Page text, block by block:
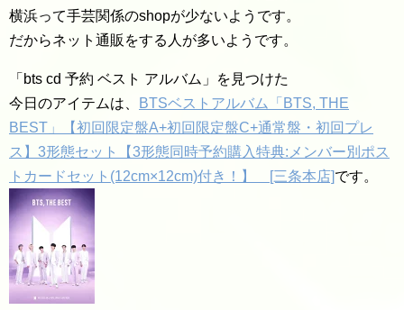
横浜って手芸関係のshopが少ないようです。
だからネット通販をする人が多いようです。
「bts cd 予約 ベスト アルバム」を見つけた
今日のアイテムは、
BTSベストアルバム「BTS, THE
BEST」【初回限定盤A+初回限定盤C+通常盤・初回プレ
ス】3形態セット【3形態同時予約購入特典:メンバー別ポス
トカードセット(12cm×12cm)付き！】 [三条本店]です。